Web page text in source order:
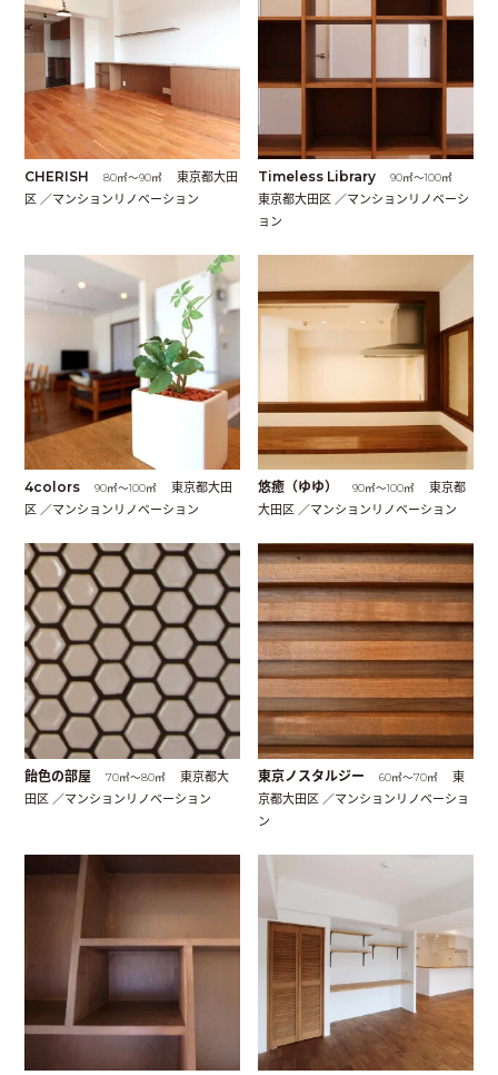
CHERISH 80㎡〜90㎡
東京都大田
区 ／マンションリノベーション
Timeless Library 90㎡〜100㎡
東京都大田区 ／マンションリノベーシ
ョン
4colors 90㎡〜100㎡
東京都大田
区 ／マンションリノベーション
悠癒（ゆゆ） 90㎡〜100㎡
東京都
大田区 ／マンションリノベーション
飴色の部屋 70㎡〜80㎡
東京都大
田区 ／マンションリノベーション
東京ノスタルジー 60㎡〜70㎡
東
京都大田区 ／マンションリノベーショ
ン